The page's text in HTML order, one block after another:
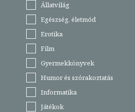
Állatvilág
Egészség, életmód
Erotika
Film
Gyermekkönyvek
Humor és szórakoztatás
Informatika
Játékok